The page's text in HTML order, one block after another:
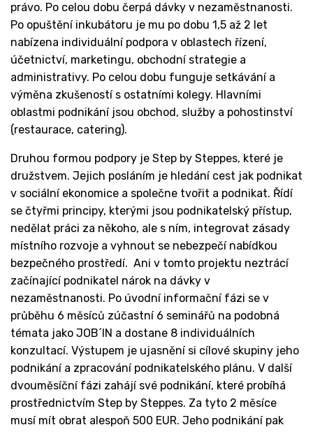
právo. Po celou dobu čerpá dávky v nezaměstnanosti.
Po opuštění inkubátoru je mu po dobu 1,5 až 2 let
nabízena individuální podpora v oblastech řízení,
účetnictví, marketingu, obchodní strategie a
administrativy. Po celou dobu funguje setkávání a
výměna zkušeností s ostatními kolegy. Hlavními
oblastmi podnikání jsou obchod, služby a pohostinství
(restaurace, catering).
Druhou formou podpory je Step by Steppes, které je
družstvem. Jejich posláním je hledání cest jak podnikat
v sociální ekonomice a společne tvořit a podnikat. Řídí
se čtyřmi principy, kterými jsou podnikatelský přístup,
nedělat práci za někoho, ale s ním, integrovat zásady
místního rozvoje a vyhnout se nebezpečí nabídkou
bezpečného prostředí. Ani v tomto projektu neztrácí
začínající podnikatel nárok na dávky v
nezaměstnanosti. Po úvodní informační fázi se v
průběhu 6 měsíců zúčastní 6 seminářů na podobná
témata jako JOB´IN a dostane 8 individuálních
konzultací. Výstupem je ujasnění si cílové skupiny jeho
podnikání a zpracování podnikatelského plánu. V další
dvouměsíční fázi zahájí své podnikání, které probíhá
prostřednictvím Step by Steppes. Za tyto 2 měsíce
musí mít obrat alespoň 500 EUR. Jeho podnikání pak